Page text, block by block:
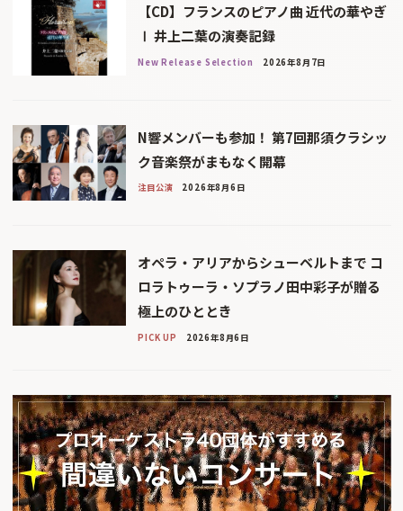
【CD】フランスのピアノ曲 近代の華やぎ
Ⅰ 井上二葉の演奏記録
New Release Selection 2026年8月7日
N響メンバーも参加！ 第7回那須クラシッ
ク音楽祭がまもなく開幕
注目公演 2026年8月6日
オペラ・アリアからシューベルトまで コ
ロラトゥーラ・ソプラノ田中彩子が贈る
極上のひととき
PICK UP 2026年8月6日